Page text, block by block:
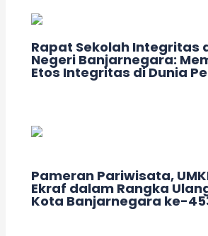
Rapat Sekolah Integritas
Negeri Banjarnegara:
Etos Integritas di Dunia
Pameran Pariwisata,
Ekraf dalam Rangka
Kota Banjarnegara ke-